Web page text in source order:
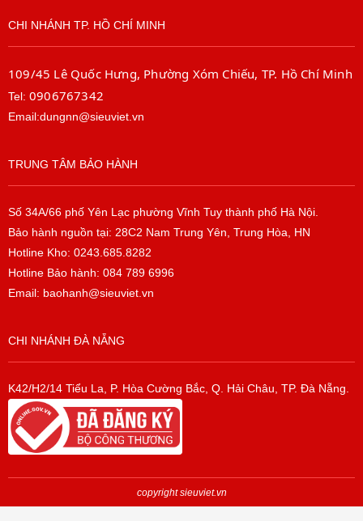
CHI NHÁNH TP. HỒ CHÍ MINH
109/45 Lê Quốc Hưng, Phường Xóm Chiếu, TP. Hồ Chí Minh
Tel: 0906767342
Email:dungnn@sieuviet.vn
TRUNG TÂM BẢO HÀNH
Số 34A/66 phố Yên Lạc phường Vĩnh Tuy thành phố Hà Nội.
Bảo hành nguồn tại: 28C2 Nam Trung Yên, Trung Hòa, HN
Hotline Kho: 0243.685.8282
Hotline Bảo hành: 084 789 6996
Email: baohanh@sieuviet.vn
CHI NHÁNH ĐÀ NẴNG
K42/H2/14 Tiểu La, P. Hòa Cường Bắc, Q. Hải Châu, TP. Đà Nẵng.
copyright sieuviet.vn